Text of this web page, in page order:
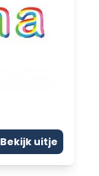
Bekijk uitje